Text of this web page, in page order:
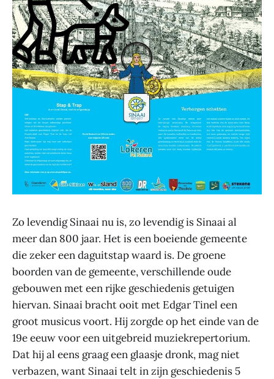
Zo levendig Sinaai nu is, zo levendig is Sinaai al
meer dan 800 jaar. Het is een boeiende gemeente
die zeker een daguitstap waard is. De groene
boorden van de gemeente, verschillende oude
gebouwen met een rijke geschiedenis getuigen
hiervan. Sinaai bracht ooit met Edgar Tinel een
groot musicus voort. Hij zorgde op het einde van de
19e eeuw voor een uitgebreid muziekrepertorium.
Dat hij al eens graag een glaasje dronk, mag niet
verbazen, want Sinaai telt in zijn geschiedenis 5